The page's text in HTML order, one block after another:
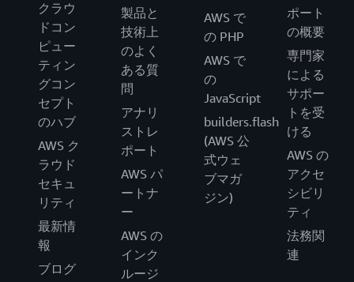
クラウ
ドコン
ピュー
ティン
グコン
セプト
のハブ
AWS ク
ラウド
セキュ
リティ
最新情
報
ブログ
製品と
技術上
のよく
ある質
問
アナリ
ストレ
ポート
AWS パ
ートナ
ー
AWS の
インク
ルージ
AWS で
の PHP
AWS で
の
JavaScript
builders.flash
(AWS 公
式ウェ
ブマガ
ジン)
ポート
の概要
専門家
による
サポー
トを受
ける
AWS の
アクセ
シビリ
ティ
法務関
連